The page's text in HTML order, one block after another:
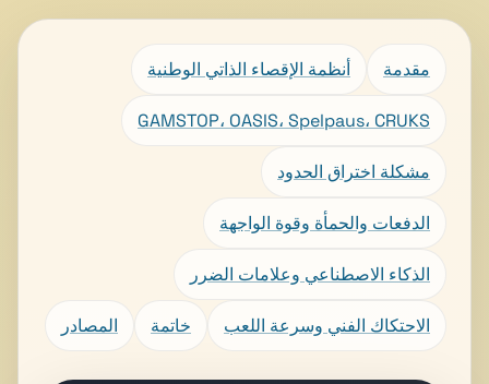
مقدمة أنظمة الإقصاء الذاتي الوطنية
GAMSTOP، OASIS، Spelpaus، CRUKS
مشكلة اختراق الحدود
الدفعات والحمأة وقوة الواجهة
الذكاء الاصطناعي وعلامات الضرر
الاحتكاك الفني وسرعة اللعب خاتمة المصادر